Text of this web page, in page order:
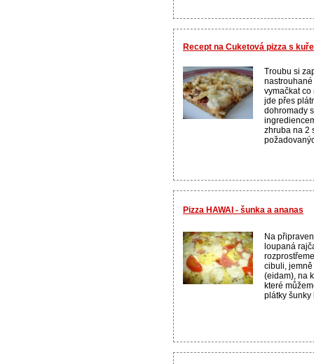
Recept na Cuketová pizza s
Troubu si
vymačkat co
jde přes
dohromady
zhruba na 2
Pizza HAWAI - šunka a ananas
Na
loupaná
cibuli,
(eidam), na
které
plátky šunky